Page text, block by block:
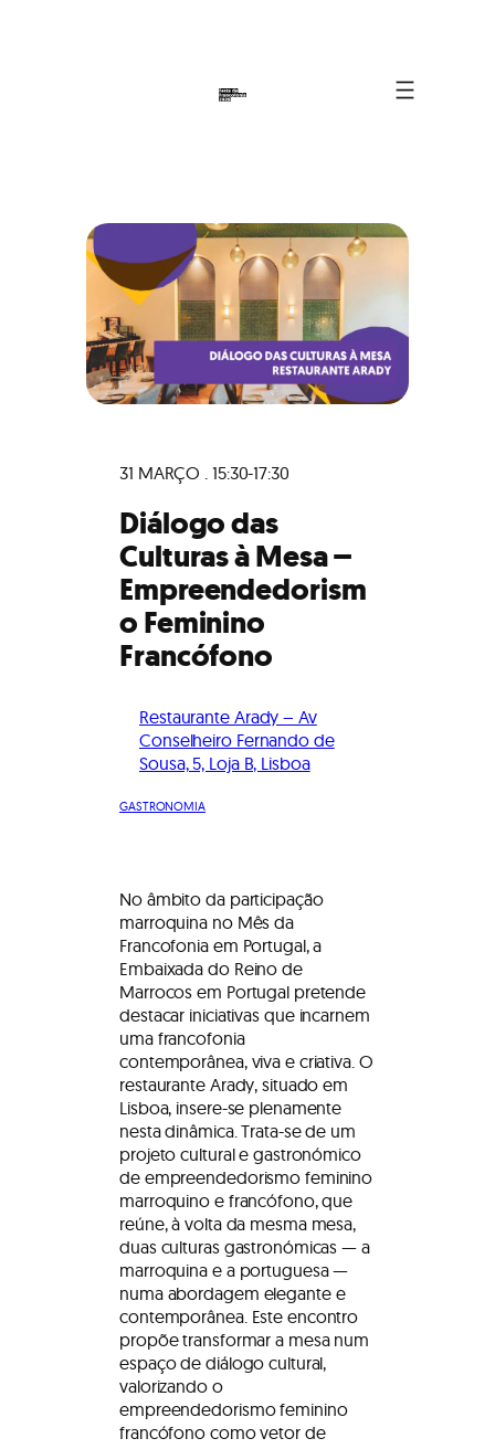
31 MARÇO . 15:30-17:30
Diálogo das
Culturas à Mesa –
Empreendedorism
o Feminino
Francófono
Restaurante Arady – Av
Conselheiro Fernando de
Sousa, 5, Loja B, Lisboa
GASTRONOMIA
No âmbito da participação
marroquina no Mês da
Francofonia em Portugal, a
Embaixada do Reino de
Marrocos em Portugal pretende
destacar iniciativas que incarnem
uma francofonia
contemporânea, viva e criativa. O
restaurante Arady, situado em
Lisboa, insere-se plenamente
nesta dinâmica. Trata-se de um
projeto cultural e gastronómico
de empreendedorismo feminino
marroquino e francófono, que
reúne, à volta da mesma mesa,
duas culturas gastronómicas — a
marroquina e a portuguesa —
numa abordagem elegante e
contemporânea. Este encontro
propõe transformar a mesa num
espaço de diálogo cultural,
valorizando o
empreendedorismo feminino
francófono como vetor de